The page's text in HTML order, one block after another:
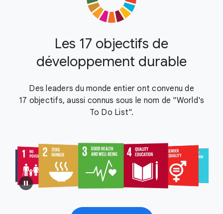
Les 17 objectifs de
développement durable
Des leaders du monde entier ont convenu de
17 objectifs, aussi connus sous le nom de "World's
To Do List".